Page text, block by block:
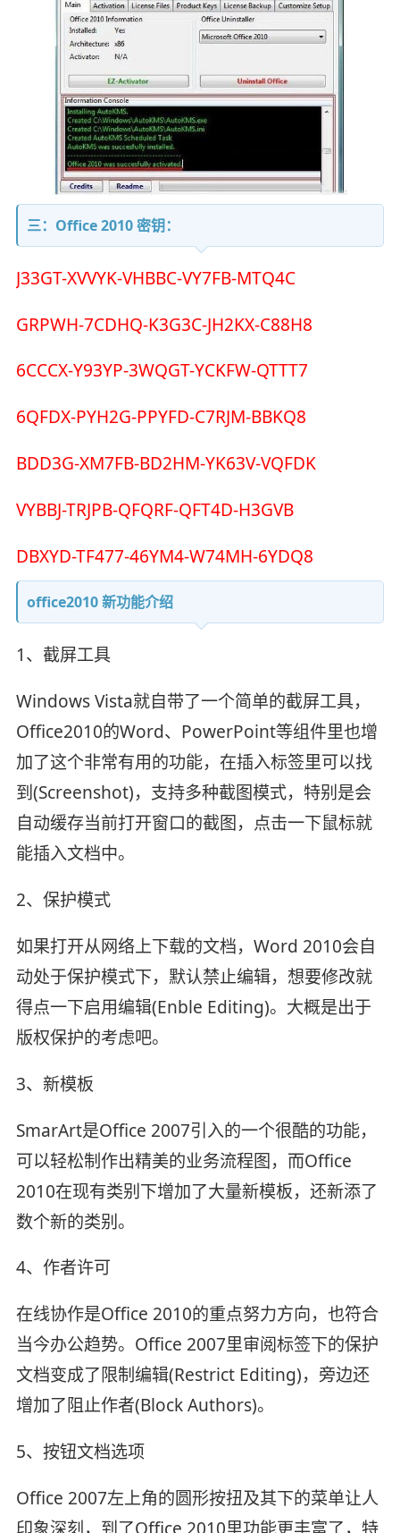
三：Office 2010 密钥：
J33GT-XVVYK-VHBBC-VY7FB-MTQ4C
GRPWH-7CDHQ-K3G3C-JH2KX-C88H8
6CCCX-Y93YP-3WQGT-YCKFW-QTTT7
6QFDX-PYH2G-PPYFD-C7RJM-BBKQ8
BDD3G-XM7FB-BD2HM-YK63V-VQFDK
VYBBJ-TRJPB-QFQRF-QFT4D-H3GVB
DBXYD-TF477-46YM4-W74MH-6YDQ8
office2010 新功能介绍
1、截屏工具
Windows Vista就自带了一个简单的截屏工具，
Office2010的Word、PowerPoint等组件里也增
加了这个非常有用的功能，在插入标签里可以找
到(Screenshot)，支持多种截图模式，特别是会
自动缓存当前打开窗口的截图，点击一下鼠标就
能插入文档中。
2、保护模式
如果打开从网络上下载的文档，Word 2010会自
动处于保护模式下，默认禁止编辑，想要修改就
得点一下启用编辑(Enble Editing)。大概是出于
版权保护的考虑吧。
3、新模板
SmarArt是Office 2007引入的一个很酷的功能，
可以轻松制作出精美的业务流程图，而Office
2010在现有类别下增加了大量新模板，还新添了
数个新的类别。
4、作者许可
在线协作是Office 2010的重点努力方向，也符合
当今办公趋势。Office 2007里审阅标签下的保护
文档变成了限制编辑(Restrict Editing)，旁边还
增加了阻止作者(Block Authors)。
5、按钮文档选项
Office 2007左上角的圆形按扭及其下的菜单让人